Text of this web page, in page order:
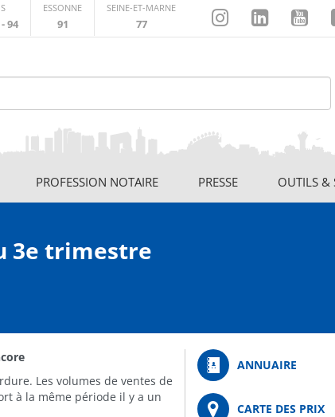
94
ESSONNE
91
SEINE-ET-MARNE
77
InstagramLinkedinYoutube
PROFESSION NOTAIRE PRESSE OUTILS &
3e trimestre
Les volumes de ventes de
à la même période il y a un
ANNUAIRE
CARTE DES PRIX